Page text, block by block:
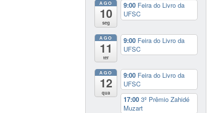
AGO
10
seg
9:00 Feira do Livro da
UFSC
AGO
11
ter
9:00 Feira do Livro da
UFSC
AGO
12
qua
9:00 Feira do Livro da
UFSC
17:003º Prêmio Zahidé
Muzart